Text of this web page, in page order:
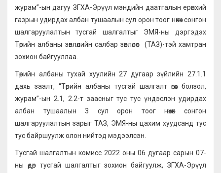
журам”-ын дагуу ЗГХА-Эрүүл мэндийн даатгалын ерөнхий
газрын удирдах албан тушаалын сул орон тоог нөхөх сонгон
шалгаруулалтын тусгай шалгалтыг ЭМЯ-ны дэргэдэх
Төрийн албаны зөвлөлийн салбар зөвлөлөөс (ТАЗ)-тэй хамтран
зохион байгууллаа.
Төрийн албаны тухай хуулийн 27 дугаар зүйлийн 27.1.1
дахь заалт, “Төрийн албаны тусгай шалгалт өгөх болзол,
журам”-ын 2.1, 2.2-т заасныг тус тус үндэслэн удирдах
албан тушаалын 3 сул орон тоог нөхөх сонгон
шалгаруулалтын зарыг ТАЗ, ЭМЯ-ны цахим хуудсанд тус
тус байршуулж олон нийтэд мэдээлсэн.
Тусгай шалгалтын комисс 2022 оны 06 дугаар сарын 07-
ны өдөр тусгай шалгалтыг зохион байгуулж, ЗГХА-Эрүүл